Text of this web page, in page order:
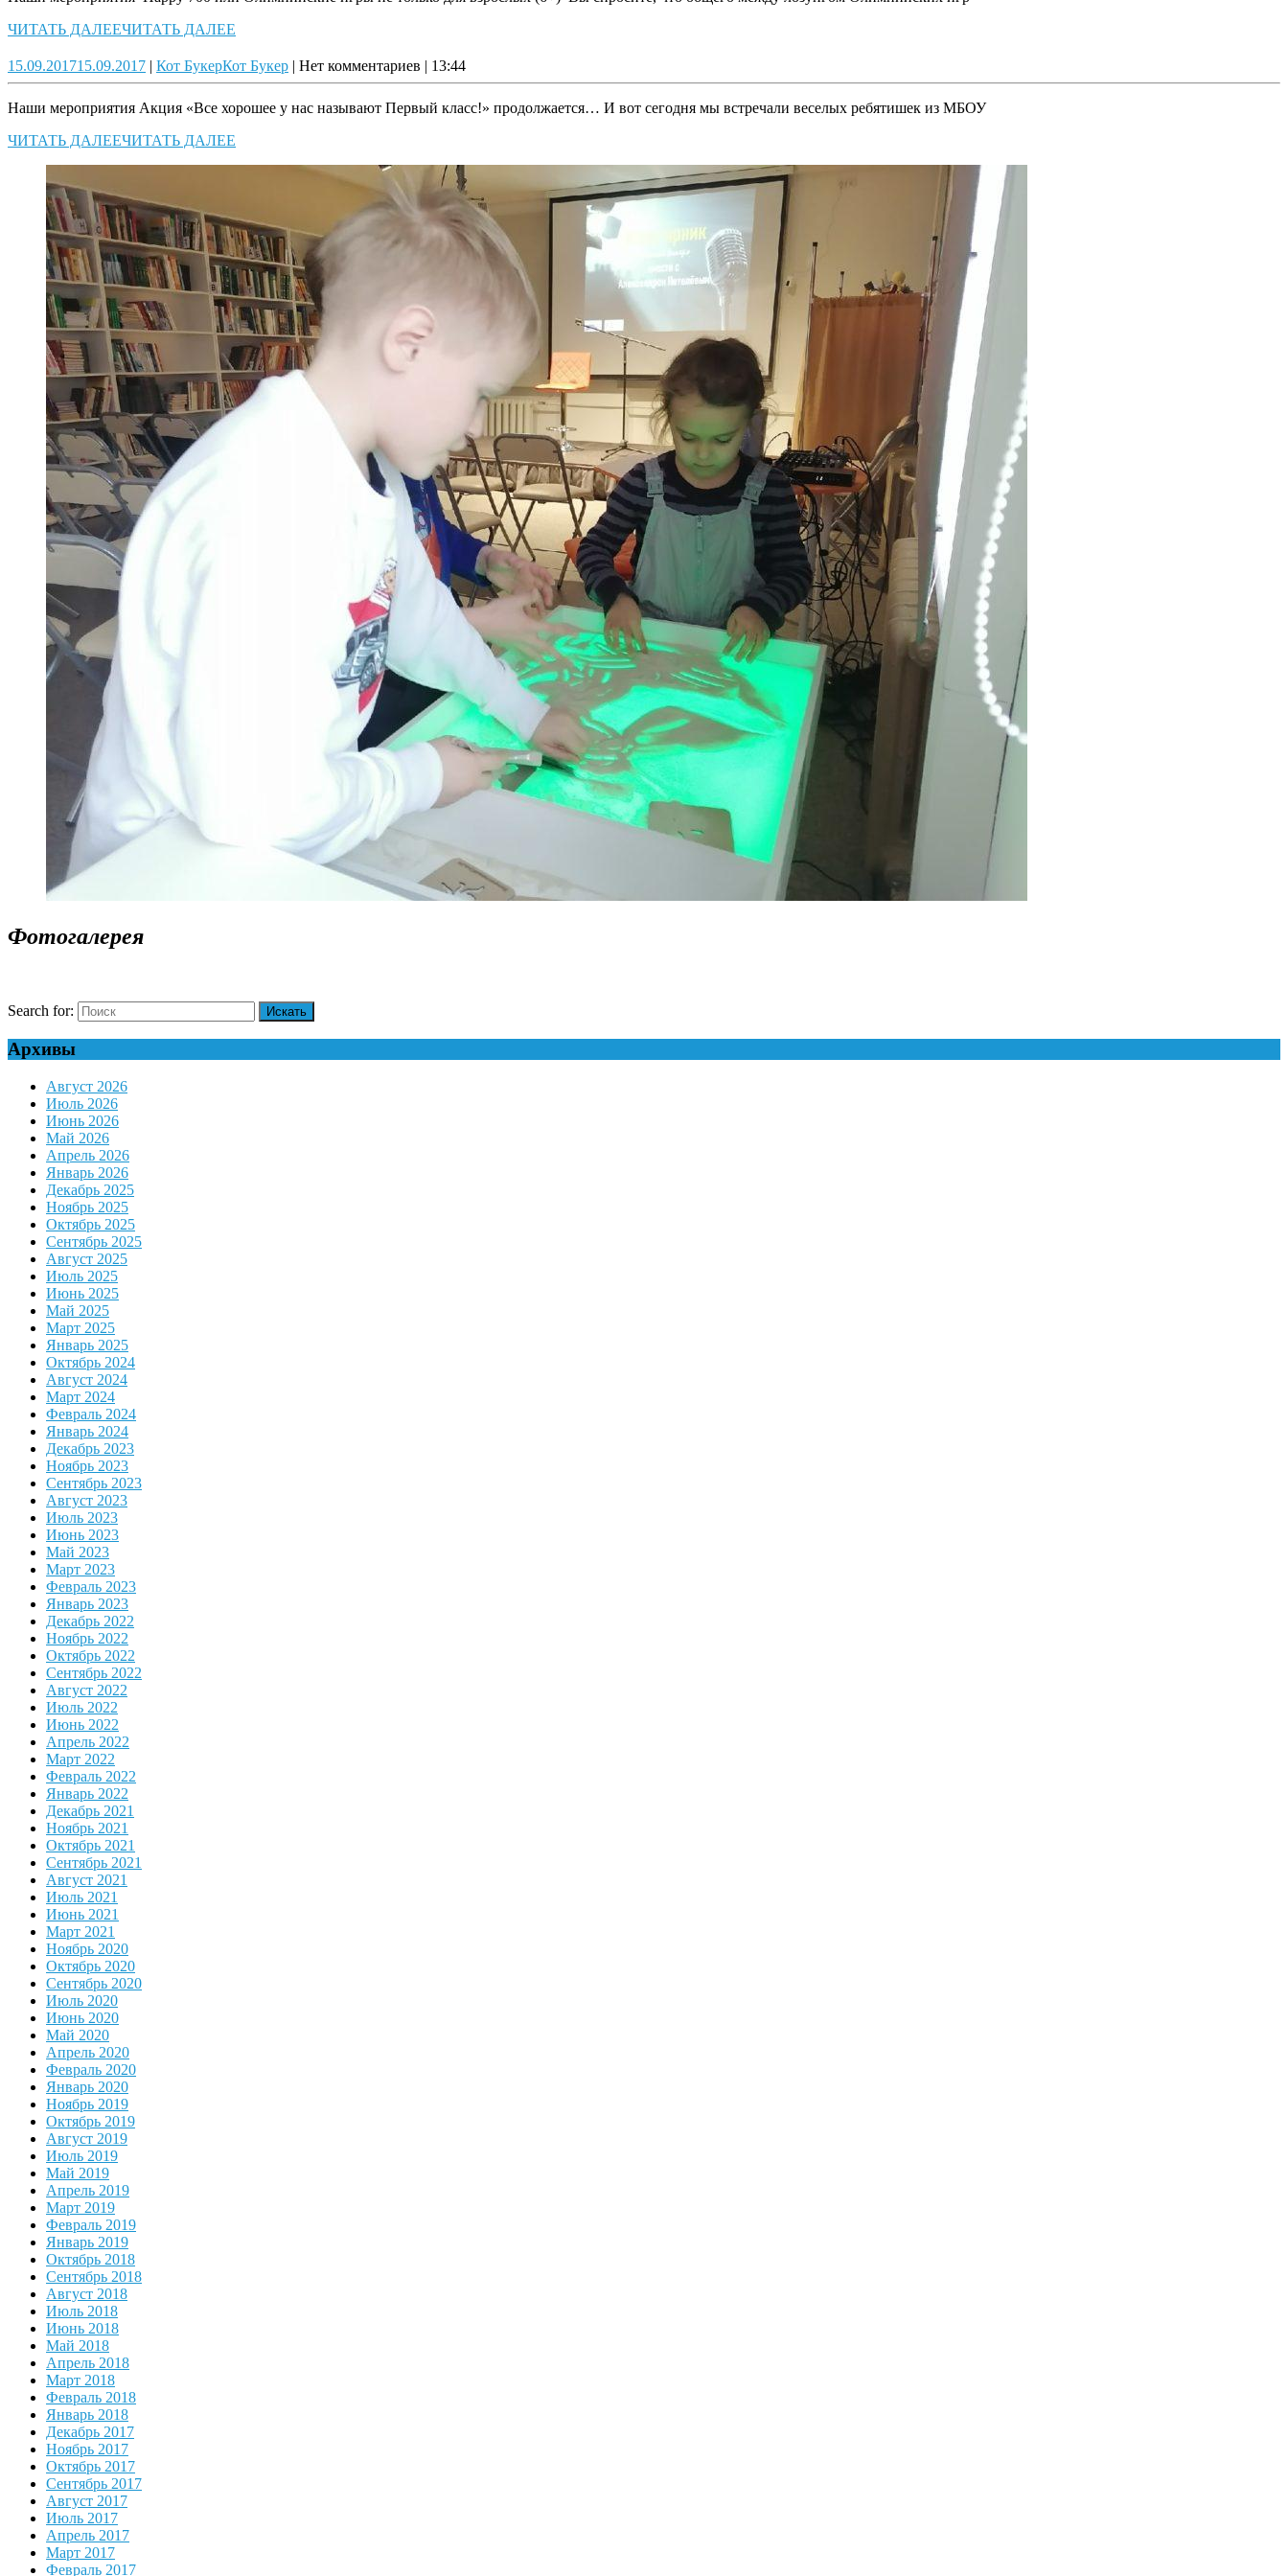
ЧИТАТЬ ДАЛЕЕЧИТАТЬ ДАЛЕЕ
15.09.201715.09.2017 | Кот БукерКот Букер | Нет комментариев | 13:44
Наши мероприятия Акция «Все хорошее у нас называют Первый класс!» продолжается… И вот сегодня мы встречали веселых ребятишек из МБОУ
ЧИТАТЬ ДАЛЕЕЧИТАТЬ ДАЛЕЕ
Фотогалерея
Search for:
Архивы
Август 2026
Июль 2026
Июнь 2026
Май 2026
Апрель 2026
Январь 2026
Декабрь 2025
Ноябрь 2025
Октябрь 2025
Сентябрь 2025
Август 2025
Июль 2025
Июнь 2025
Май 2025
Март 2025
Январь 2025
Октябрь 2024
Август 2024
Март 2024
Февраль 2024
Январь 2024
Декабрь 2023
Ноябрь 2023
Сентябрь 2023
Август 2023
Июль 2023
Июнь 2023
Май 2023
Март 2023
Февраль 2023
Январь 2023
Декабрь 2022
Ноябрь 2022
Октябрь 2022
Сентябрь 2022
Август 2022
Июль 2022
Июнь 2022
Апрель 2022
Март 2022
Февраль 2022
Январь 2022
Декабрь 2021
Ноябрь 2021
Октябрь 2021
Сентябрь 2021
Август 2021
Июль 2021
Июнь 2021
Март 2021
Ноябрь 2020
Октябрь 2020
Сентябрь 2020
Июль 2020
Июнь 2020
Май 2020
Апрель 2020
Февраль 2020
Январь 2020
Ноябрь 2019
Октябрь 2019
Август 2019
Июль 2019
Май 2019
Апрель 2019
Март 2019
Февраль 2019
Январь 2019
Октябрь 2018
Сентябрь 2018
Август 2018
Июль 2018
Июнь 2018
Май 2018
Апрель 2018
Март 2018
Февраль 2018
Январь 2018
Декабрь 2017
Ноябрь 2017
Октябрь 2017
Сентябрь 2017
Август 2017
Июль 2017
Апрель 2017
Март 2017
Февраль 2017